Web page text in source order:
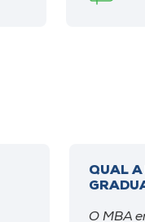
QUAL A
O MBA